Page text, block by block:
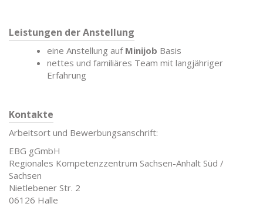
Leistungen der Anstellung
eine Anstellung auf Minijob Basis
nettes und familiäres Team mit langjähriger
Erfahrung
Kontakte
Arbeitsort und Bewerbungsanschrift:
EBG gGmbH
Regionales Kompetenzzentrum Sachsen-Anhalt Süd /
Sachsen
Nietlebener Str. 2
06126 Halle